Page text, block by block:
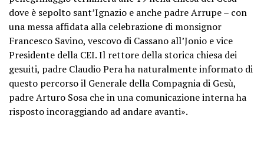
dove è sepolto sant’Ignazio e anche padre Arrupe – con
una messa affidata alla celebrazione di monsignor
Francesco Savino, vescovo di Cassano all’Jonio e vice
Presidente della CEI. Il rettore della storica chiesa dei
gesuiti, padre Claudio Pera ha naturalmente informato di
questo percorso il Generale della Compagnia di Gesù,
padre Arturo Sosa che in una comunicazione interna ha
risposto incoraggiando ad andare avanti».